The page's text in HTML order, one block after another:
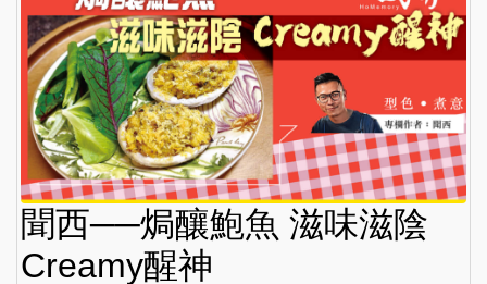
聞西──焗釀鮑魚 滋味滋陰
Creamy醒神